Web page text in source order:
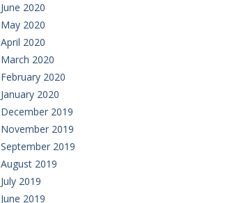
June 2020
May 2020
April 2020
March 2020
February 2020
January 2020
December 2019
November 2019
September 2019
August 2019
July 2019
June 2019